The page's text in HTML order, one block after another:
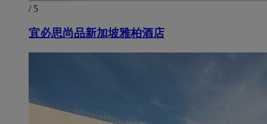
/ 5
宜必思尚品新加坡雅柏酒店